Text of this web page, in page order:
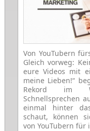
Von YouTubern
Gleich vorweg:
eure Videos mit
meine Lieben!“
Rekord im
Schnellsprechen
einmal hinter
schaut, können
von YouTubern für